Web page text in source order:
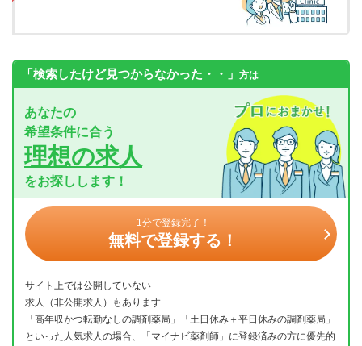
「検索したけど見つからなかった・・」 方は
あなたの
希望条件に合う
理想の求人
をお探しします！
1分で登録完了！
無料で登録する！
サイト上では公開していない
求人（非公開求人）もあります
「高年収かつ転勤なしの調剤薬局」「土日休み＋平日休みの調剤薬局」
といった人気求人の場合、「マイナビ薬剤師」に登録済みの方に優先的